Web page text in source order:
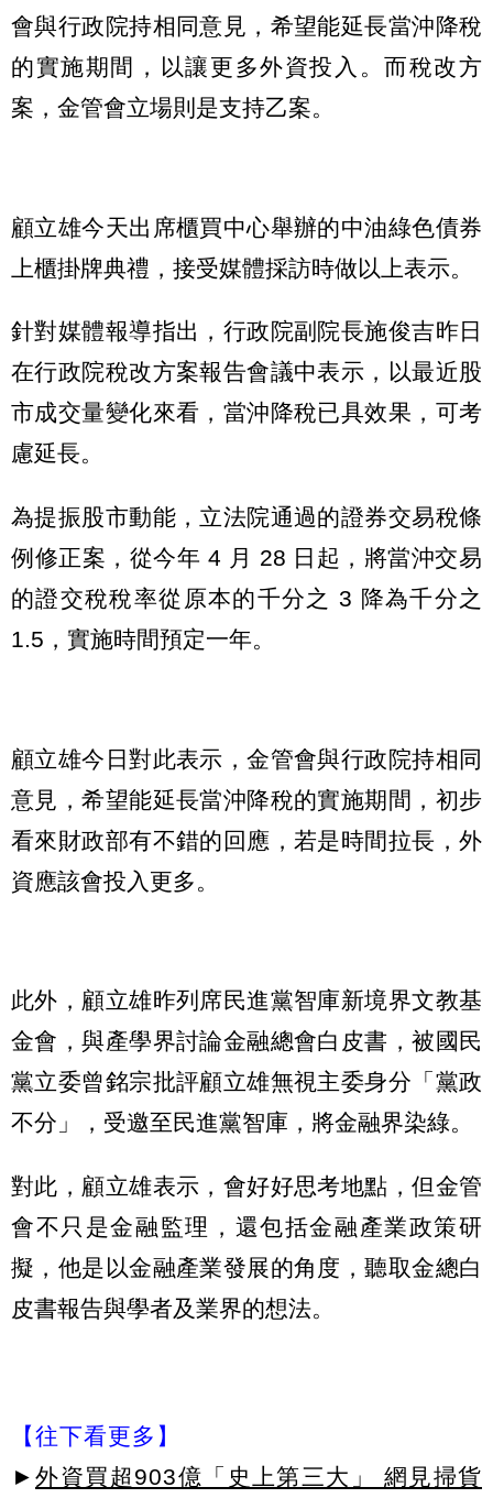
會與行政院持相同意見，希望能延長當沖降稅
的實施期間，以讓更多外資投入。而稅改方
案，金管會立場則是支持乙案。
顧立雄今天出席櫃買中心舉辦的中油綠色債券
上櫃掛牌典禮，接受媒體採訪時做以上表示。
針對媒體報導指出，行政院副院長施俊吉昨日
在行政院稅改方案報告會議中表示，以最近股
市成交量變化來看，當沖降稅已具效果，可考
慮延長。
為提振股市動能，立法院通過的證券交易稅條
例修正案，從今年 4 月 28 日起，將當沖交易
的證交稅稅率從原本的千分之 3 降為千分之
1.5，實施時間預定一年。
顧立雄今日對此表示，金管會與行政院持相同
意見，希望能延長當沖降稅的實施期間，初步
看來財政部有不錯的回應，若是時間拉長，外
資應該會投入更多。
此外，顧立雄昨列席民進黨智庫新境界文教基
金會，與產學界討論金融總會白皮書，被國民
黨立委曾銘宗批評顧立雄無視主委身分「黨政
不分」，受邀至民進黨智庫，將金融界染綠。
對此，顧立雄表示，會好好思考地點，但金管
會不只是金融監理，還包括金融產業政策研
擬，他是以金融產業發展的角度，聽取金總白
皮書報告與學者及業界的想法。
【往下看更多】
► 外資買超903億「史上第三大」 網見掃貨